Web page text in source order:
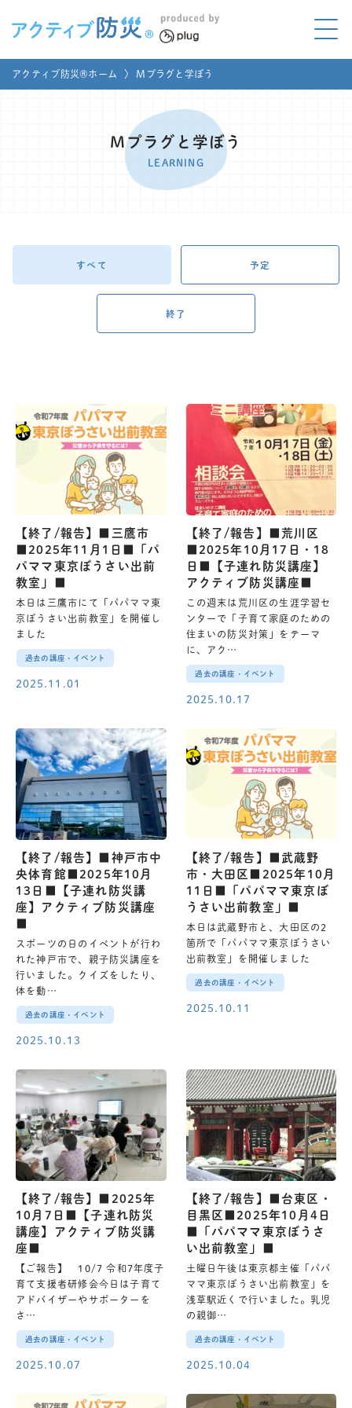
アクティブ防災とは?
家庭でやってみよう
アクティブ防災®ホーム 〉 Mプラグと学ぼう
Mプラグと学ぼう
LEARNING
すべて 予定
終了
【終了/報告】■三鷹市
■2025年11月1日■「パ
パママ東京ぼうさい出前
教室」■
本日は三鷹市にて「パパママ東
京ぼうさい出前教室」を開催し
ました
過去の講座・イベント
2025.11.01
【終了/報告】■荒川区
■2025年10月17日・18
日■【子連れ防災講座】
アクティブ防災講座■
この週末は荒川区の生涯学習セ
ンターで「子育て家庭のための
住まいの防災対策」をテーマ
に、アク…
過去の講座・イベント
2025.10.17
【終了/報告】■神戸市中
央体育館■2025年10月
13日■【子連れ防災講
座】アクティブ防災講座
■
スポーツの日のイベントが行わ
れた神戸市で、親子防災講座を
行いました。クイズをしたり、
体を動…
過去の講座・イベント
2025.10.13
【終了/報告】■武蔵野
市・大田区■2025年10月
11日■「パパママ東京ぼ
うさい出前教室」■
本日は武蔵野市と、大田区の2
箇所で「パパママ東京ぼうさい
出前教室」を開催しました
過去の講座・イベント
2025.10.11
【終了/報告】■2025年
10月7日■【子連れ防災
講座】アクティブ防災講
座■
【ご報告】 10/7 令和7年度子
育て支援者研修会今日は子育て
アドバイザーやサポーターを
さ…
過去の講座・イベント
2025.10.07
【終了/報告】■台東区・
目黒区■2025年10月4日
■「パパママ東京ぼうさ
い出前教室」■
土曜日午後は東京都主催「パパ
ママ東京ぼうさい出前教室」を
浅草駅近くで行いました。乳児
の親御…
過去の講座・イベント
2025.10.04